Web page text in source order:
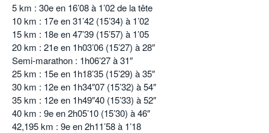
5 km : 30e en 16’08 à 1’02 de la tête
10 km : 17e en 31’42 (15’34) à 1’02
15 km : 18e en 47’39 (15’57) à 1’05
20 km : 21e en 1h03’06 (15’27) à 28″
Semi-marathon : 1h06’27 à 31″
25 km : 15e en 1h18’35 (15’29) à 35″
30 km : 12e en 1h34″07 (15’32) à 54″
35 km : 12e en 1h49″40 (15’33) à 52″
40 km : 9e en 2h05’10 (15’30) à 46″
42,195 km : 9e en 2h11’58 à 1’18